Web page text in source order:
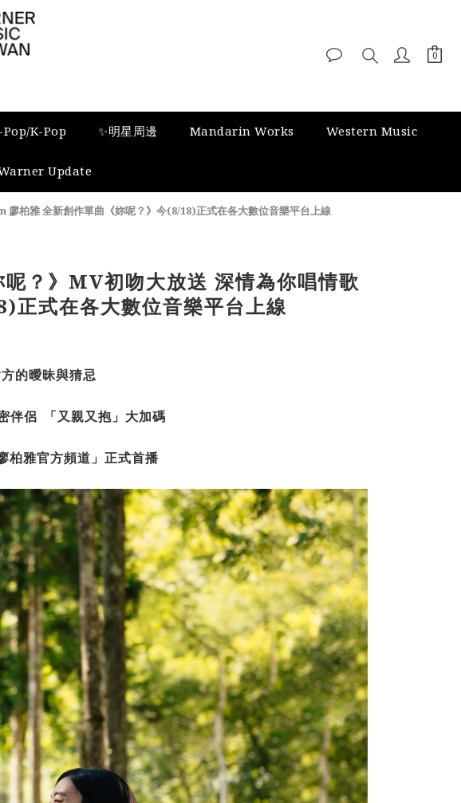
Pop/K-Pop ✨明星周邊 Mandarin Works Western Music
Update
柏雅 全新創作單曲《妳呢？》今(8/18)正式在各大數位音樂平台上線
？》MV初吻大放送 深情為你唱情歌
式在各大數位音樂平台上線
的曖昧與猜忌
伴侶 「又親又抱」大加碼
柏雅官方頻道」正式首播